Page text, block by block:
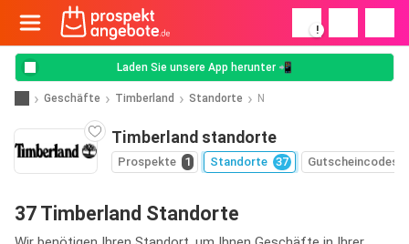
!
Laden Sie unsere App herunter 📲
Geschäfte Timberland Standorte N
Timberland standorte
Prospekte 1 Standorte 37 Gutscheincodes
37 Timberland Standorte